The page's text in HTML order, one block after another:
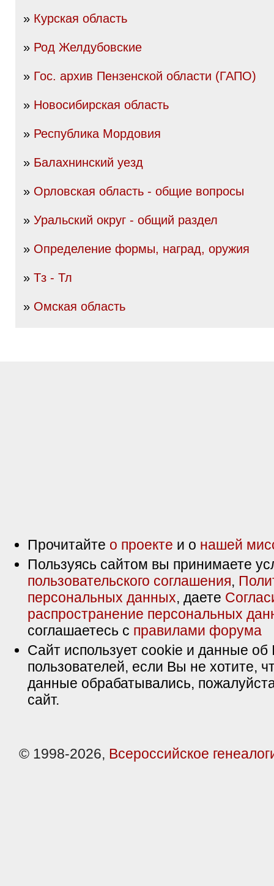
» Курская область
» Род Желдубовские
» Гос. архив Пензенской области (ГАПО)
» Новосибирская область
» Республика Мордовия
» Балахнинский уезд
» Орловская область - общие вопросы
» Уральский округ - общий раздел
» Определение формы, наград, оружия
» Тз - Тл
» Омская область
Прочитайте о проекте и о нашей
Пользуясь сайтом вы принимаете
пользовательского соглашения,
персональных данных, даете
распространение персональных
соглашаетесь с правилами форума
Сайт использует cookie и данные об
пользователей, если Вы не хотите,
данные обрабатывались,
сайт.
© 1998-2026, Всероссийское